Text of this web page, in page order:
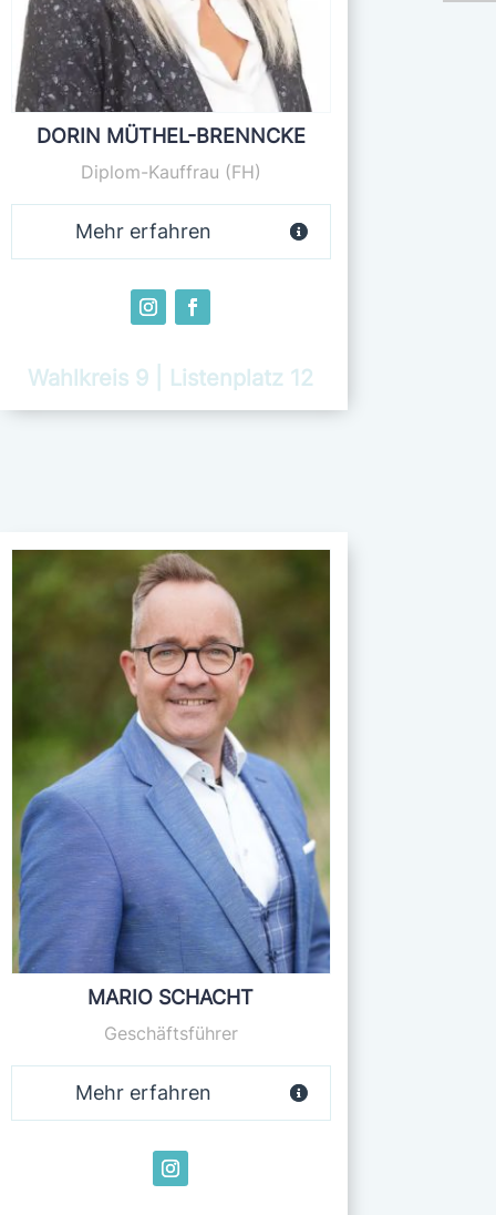
DORIN MÜTHEL-BRENNCKE
Diplom-Kauffrau (FH)
Mehr erfahren
Wahlkreis 9 | Listenplatz 12
MARIO SCHACHT
Geschäftsführer
Mehr erfahren